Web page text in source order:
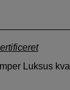
Luksus